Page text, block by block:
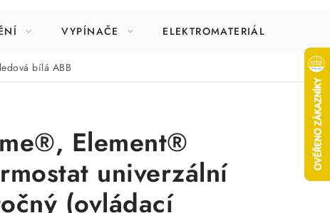
VYPÍNAČE ELEKTROMATERIÁL
bílá ABB
Element®
univerzální
(ovládací